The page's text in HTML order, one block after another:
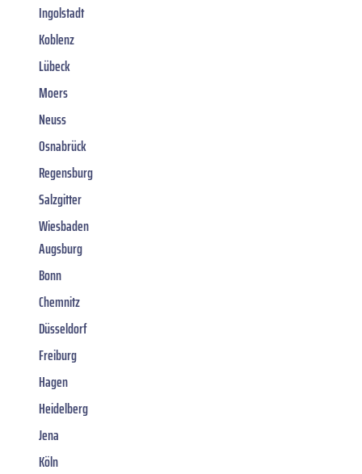
Ingolstadt
Koblenz
Lübeck
Moers
Neuss
Osnabrück
Regensburg
Salzgitter
Wiesbaden
Augsburg
Bonn
Chemnitz
Düsseldorf
Freiburg
Hagen
Heidelberg
Jena
Köln